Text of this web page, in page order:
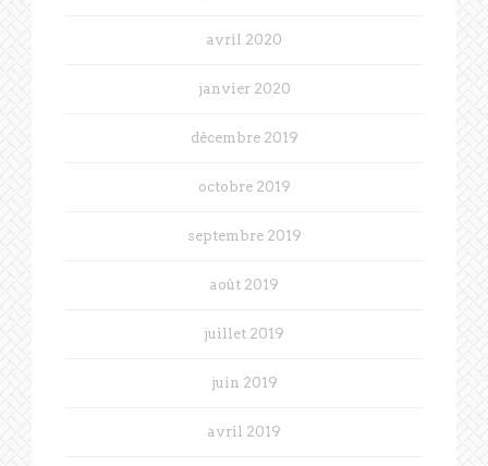
avril 2020
janvier 2020
décembre 2019
octobre 2019
septembre 2019
août 2019
juillet 2019
juin 2019
avril 2019